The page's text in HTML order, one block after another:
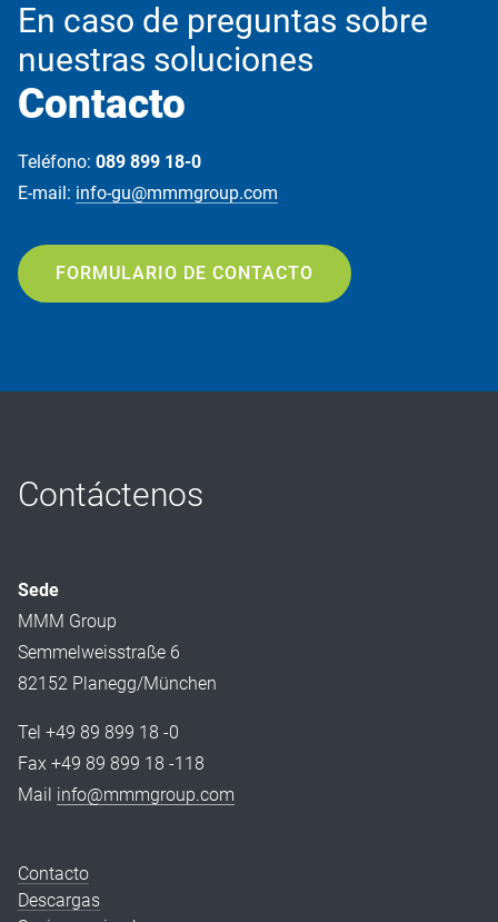
En caso de preguntas sobre
nuestras soluciones
Contacto
Teléfono: 089 899 18-0
E-mail: info-gu@mmmgroup.com
FORMULARIO DE CONTACTO
Contáctenos
Sede
MMM Group
Semmelweisstraße 6
82152 Planegg/München
Tel +49 89 899 18 -0
Fax +49 89 899 18 -118
Mail info@mmmgroup.com
Contacto
Descargas